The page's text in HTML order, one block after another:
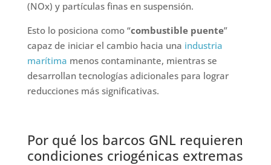
(NOx) y partículas finas en suspensión.
Esto lo posiciona como “combustible puente”
capaz de iniciar el cambio hacia una industria
marítima menos contaminante, mientras se
desarrollan tecnologías adicionales para lograr
reducciones más significativas.
Por qué los barcos GNL requieren
condiciones criogénicas extremas